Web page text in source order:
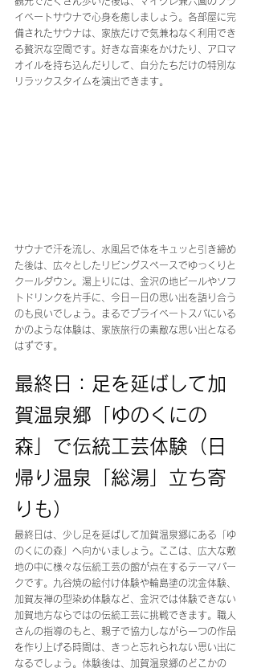
イベートサウナで心身を癒しましょう。各部屋に完
備されたサウナは、家族だけで気兼ねなく利用でき
る贅沢な空間です。好きな音楽をかけたり、アロマ
オイルを持ち込んだりして、自分たちだけの特別な
リラックスタイムを演出できます。
サウナで汗を流し、水風呂で体をキュッと引き締め
た後は、広々としたリビングスペースでゆっくりと
クールダウン。湯上りには、金沢の地ビールやソフ
トドリンクを片手に、今日一日の思い出を語り合う
のも良いでしょう。まるでプライベートスパにいる
かのような体験は、家族旅行の素敵な思い出となる
はずです。
最終日：足を延ばして加
賀温泉郷「ゆのくにの
森」で伝統工芸体験（日
帰り温泉「総湯」立ち寄
りも）
最終日は、少し足を延ばして加賀温泉郷にある「ゆ
のくにの森」へ向かいましょう。ここは、広大な敷
地の中に様々な伝統工芸の館が点在するテーマパー
クです。九谷焼の絵付け体験や輪島塗の沈金体験、
加賀友禅の型染め体験など、金沢では体験できない
加賀地方ならではの伝統工芸に挑戦できます。職人
さんの指導のもと、親子で協力しながら一つの作品
を作り上げる時間は、きっと忘れられない思い出に
なるでしょう。体験後は、加賀温泉郷のどこかの